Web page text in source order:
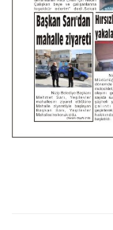
Resmiilan
Gaziantep..